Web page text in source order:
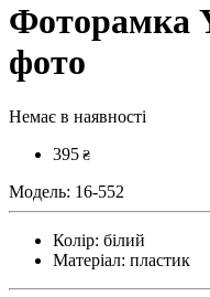
Фоторамка
фото
Немає в наявності
395 ₴
Модель: 16-552
Колір: білий
Матеріал: пластик